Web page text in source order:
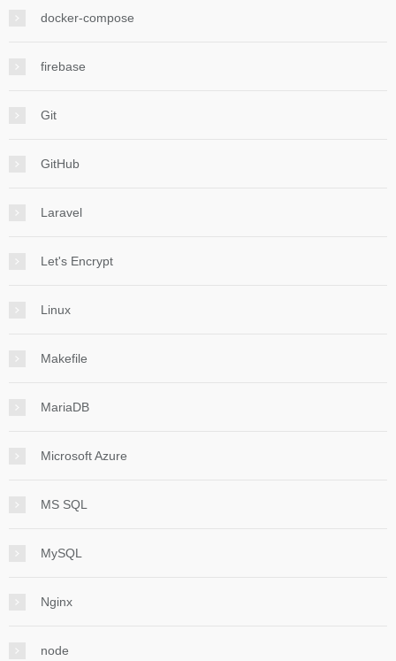
docker-compose
firebase
Git
GitHub
Laravel
Let's Encrypt
Linux
Makefile
MariaDB
Microsoft Azure
MS SQL
MySQL
Nginx
node